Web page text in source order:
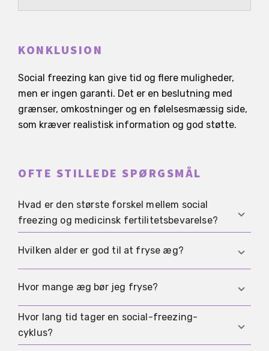
KONKLUSION
Social freezing kan give tid og flere muligheder,
men er ingen garanti. Det er en beslutning med
grænser, omkostninger og en følelsesmæssig side,
som kræver realistisk information og god støtte.
OFTE STILLEDE SPØRGSMÅL
Hvad er den største forskel mellem social
freezing og medicinsk fertilitetsbevarelse?
Social freezing sker ofte uden akut medicinsk
behandlinger, der kan skade æggestokkene, og
kan derfor have andre regler.
Hvilken alder er god til at fryse æg?
Generelt giver yngre æg bedre gennemsnitlige
din situation og undersøgelser.
Hvor mange æg bør jeg fryse?
Der findes ikke et garanteret antal. Chancen
stiger ofte med flere modne æg, og målet
Hvor lang tid tager en social-freezing-
cyklus?